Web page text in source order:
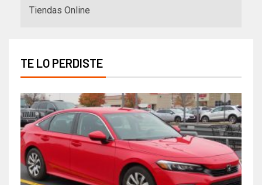
Tiendas Online
TE LO PERDISTE